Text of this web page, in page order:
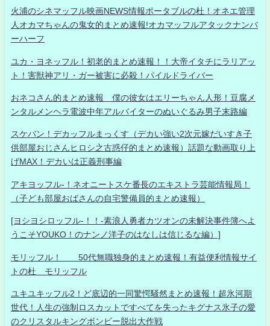
火浦のシネマッフル映画NEWS情報ポータブルの杜！オネエ管理
人オカマちゃんの鬼女的まとめ速報!オカマッフルアタックナンバ
ーハーフ
ユカ・ヨネッフル！初老的まとめ速報！！大帝イタチにラリアッ
ト！害獣神アリ・ガー被害に必殺！パイルドライバー
おネコさん的まとめ速報 僕の彼女はエリーちゃん人形！豆腐メ
ンタルメンヘラ電波中年アルバイターのぬいぐるみ男子末路編
スケバン！デカッフルまっくす（デカい強い2次元嫁だいすき子
供部屋おじさんヒロシ之古惑仔的まとめ速報）話題な動画取り上
げMAX！デカいは正義刑事編
アキヨッフル-！ネオニートスケ番長のエキストラ芸能情報局！
（子ども部屋おばさんの自宅警備員的まとめ速報）
[ヨシヨシロッフル-！！-素浪人勇者カツオンの未解決事件簿へよ
うこそYOUKO！のナンノ洋子のはなしは信じるな編）]
モリッフル！ 50代無職独身的まとめ速報！有益便利情報サイ
トの杜 モリッフル
ユキユキッフル2！ど底辺的一同驚愕騒然まとめ速報！超氷河期
世代！人生の強制ロスカットですべてを失ったキグナス氷子の愛
のクリスタルキングボンビー脱出大作戦